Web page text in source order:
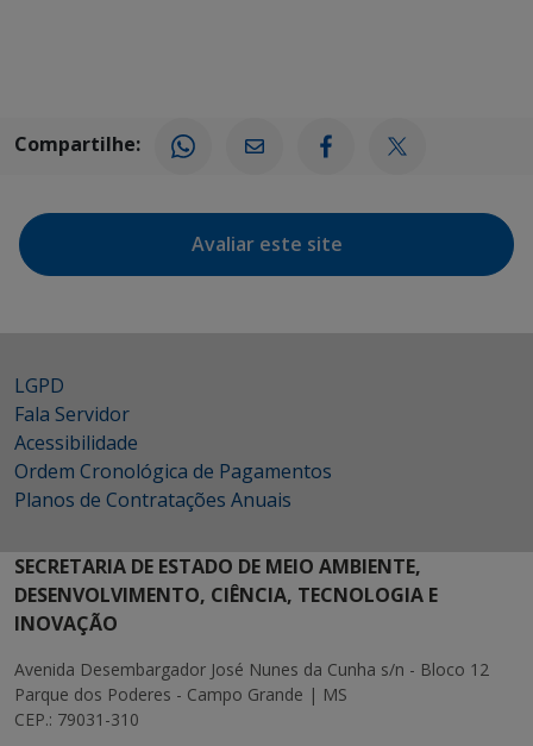
Compartilhe:
Avaliar este site
LGPD
Fala Servidor
Acessibilidade
Ordem Cronológica de Pagamentos
Planos de Contratações Anuais
SECRETARIA DE ESTADO DE MEIO AMBIENTE,
DESENVOLVIMENTO, CIÊNCIA, TECNOLOGIA E
INOVAÇÃO
Avenida Desembargador José Nunes da Cunha s/n - Bloco 12
Parque dos Poderes - Campo Grande | MS
CEP.: 79031-310